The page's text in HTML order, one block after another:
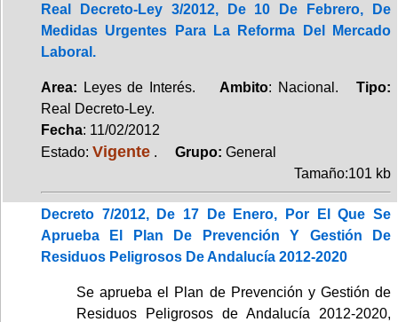
Real Decreto-Ley 3/2012, De 10 De Febrero, De
Medidas Urgentes Para La Reforma Del Mercado
Laboral.
Area: Leyes de Interés. Ambito: Nacional.Tipo:
Real Decreto-Ley.
Fecha: 11/02/2012
Estado: Vigente . Grupo: General
Tamaño:101 kb
Decreto 7/2012, De 17 De Enero, Por El Que Se
Aprueba El Plan De Prevención Y Gestión De
Residuos Peligrosos De Andalucía 2012-2020
Se aprueba el Plan de Prevención y Gestión de
Residuos Peligrosos de Andalucía 2012-2020,